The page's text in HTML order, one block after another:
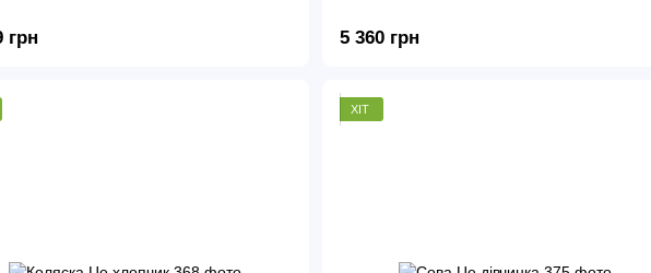
грн 5 360 грн
ХІТ